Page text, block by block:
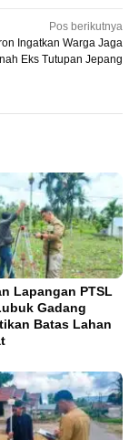
Pos berikutnya
Ingatkan Warga Jaga
Eks Tutupan Jepang
Lapangan PTSL
Gadang
Batas Lahan